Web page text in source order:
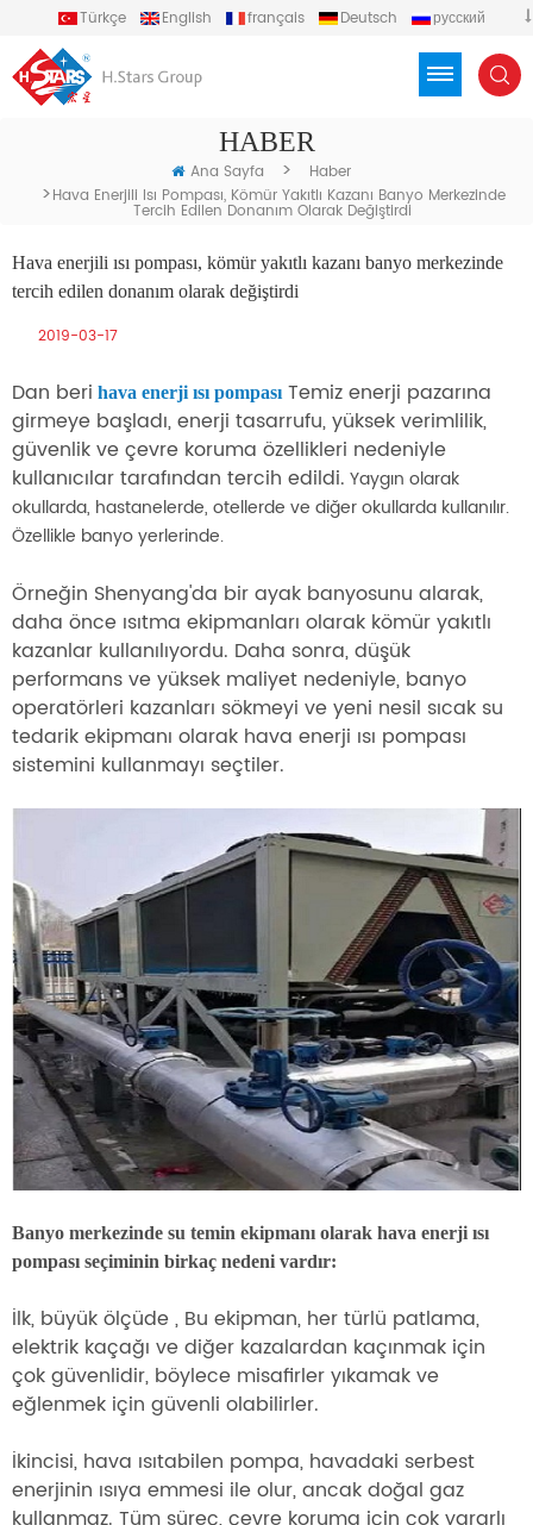
Türkçe English français Deutsch
русский
HABER
Ana Sayfa > Haber
>Hava Enerjili Isı Pompası, Kömür Yakıtlı Kazanı Banyo Merkezinde
Tercih Edilen Donanım Olarak Değiştirdi
Hava enerjili ısı pompası, kömür yakıtlı kazanı banyo merkezinde
tercih edilen donanım olarak değiştirdi
2019-03-17
Dan beri hava enerji ısı pompasıTemiz enerji pazarına
girmeye başladı, enerji tasarrufu, yüksek verimlilik,
güvenlik ve çevre koruma özellikleri nedeniyle
kullanıcılar tarafından tercih edildi. Yaygın olarak
okullarda, hastanelerde, otellerde ve diğer okullarda kullanılır.
Özellikle banyo yerlerinde.
Örneğin Shenyang'da bir ayak banyosunu alarak,
daha önce ısıtma ekipmanları olarak kömür yakıtlı
kazanlar kullanılıyordu. Daha sonra, düşük
performans ve yüksek maliyet nedeniyle, banyo
operatörleri kazanları sökmeyi ve yeni nesil sıcak su
tedarik ekipmanı olarak hava enerji ısı pompası
sistemini kullanmayı seçtiler.
Banyo merkezinde su temin ekipmanı olarak hava enerji ısı
pompası seçiminin birkaç nedeni vardır:
İlk, büyük ölçüde , Bu ekipman, her türlü patlama,
elektrik kaçağı ve diğer kazalardan kaçınmak için
çok güvenlidir, böylece misafirler yıkamak ve
eğlenmek için güvenli olabilirler.
İkincisi, hava ısıtabilen pompa, havadaki serbest
enerjinin ısıya emmesi ile olur, ancak doğal gaz